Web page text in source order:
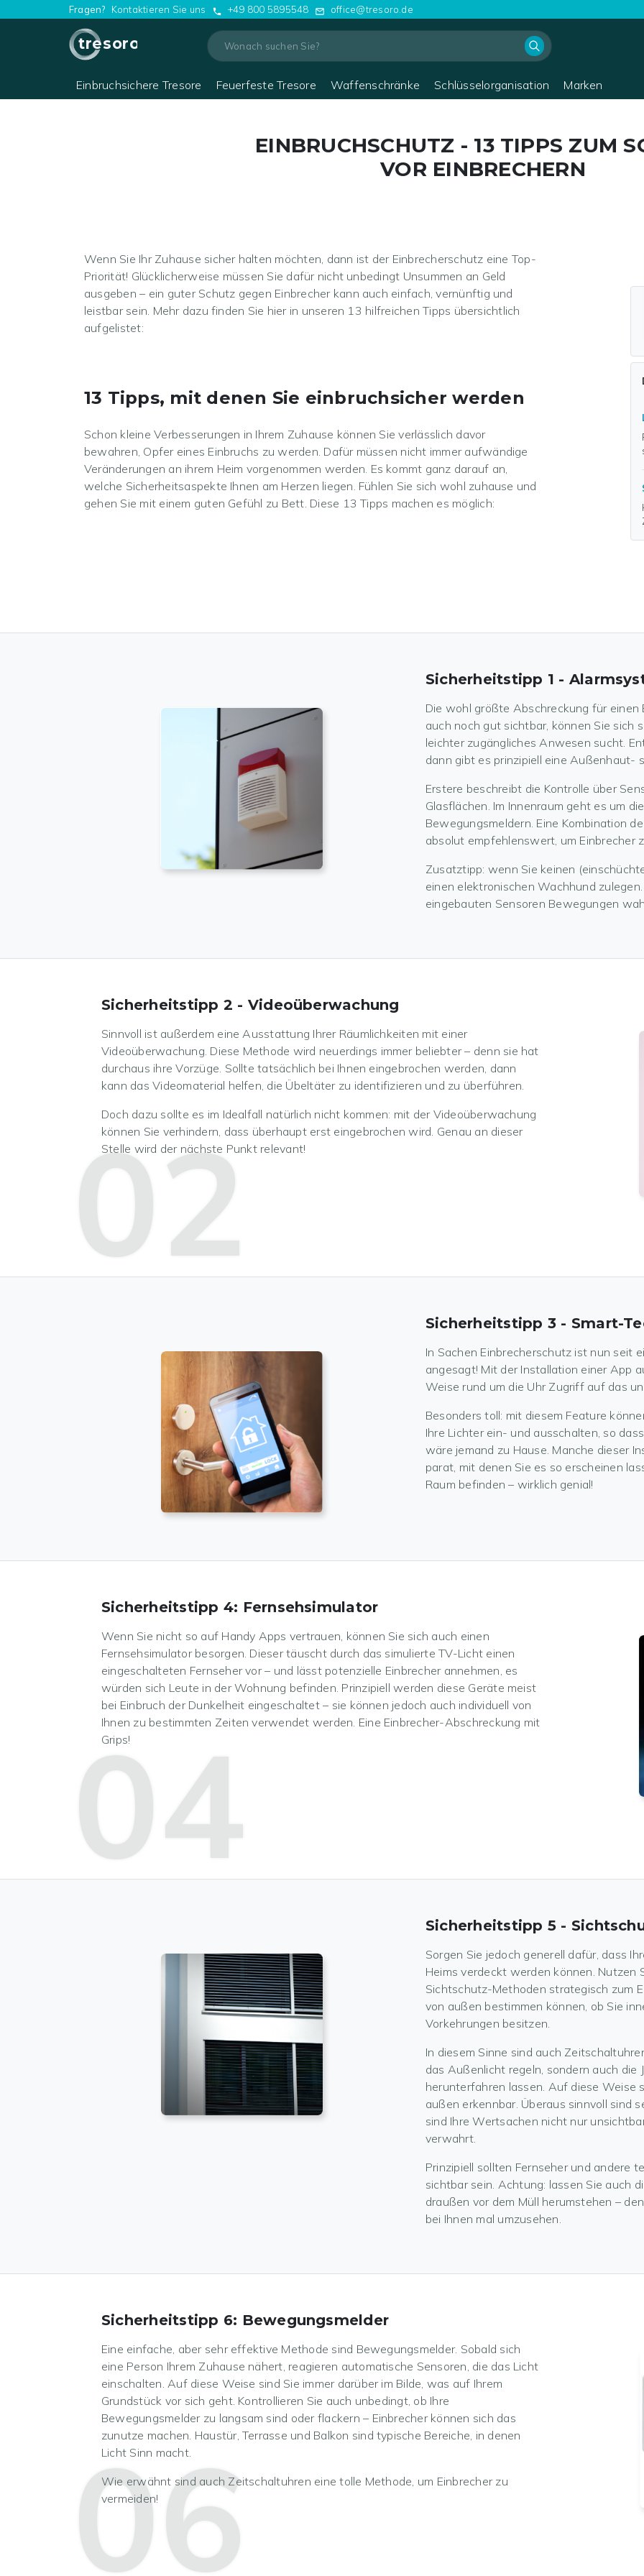
Fragen? Kontaktieren Sie uns +49 800 5895548 office@tresoro.de
tresoro
Einbruchsichere Tresore Feuerfeste Tresore Waffenschränke Schlüsselorganisation Marken
EINBRUCHSCHUTZ - 13 TIPPS ZUM
VOR EINBRECHERN
Wenn Sie Ihr Zuhause sicher halten möchten, dann ist der Einbrecherschutz eine Top-
Priorität! Glücklicherweise müssen Sie dafür nicht unbedingt Unsummen an Geld
ausgeben – ein guter Schutz gegen Einbrecher kann auch einfach, vernünftig und
leistbar sein. Mehr dazu finden Sie hier in unseren 13 hilfreichen Tipps übersichtlich
aufgelistet:
13 Tipps, mit denen Sie einbruchsicher werden
Schon kleine Verbesserungen in Ihrem Zuhause können Sie verlässlich davor
bewahren, Opfer eines Einbruchs zu werden. Dafür müssen nicht immer aufwändige
Veränderungen an ihrem Heim vorgenommen werden. Es kommt ganz darauf an,
welche Sicherheitsaspekte Ihnen am Herzen liegen. Fühlen Sie sich wohl zuhause und
gehen Sie mit einem guten Gefühl zu Bett. Diese 13 Tipps machen es möglich:
Sicherheitstipp 1 -
Die wohl größte Abschreckung für einen
auch noch gut sichtbar, können Sie sich
leichter zugängliches Anwesen sucht.
dann gibt es prinzipiell eine Außenhaut-
Erstere beschreibt die Kontrolle über
Glasflächen. Im Innenraum geht es um
Bewegungsmeldern. Eine Kombination
absolut empfehlenswert, um Einbrecher
Zusatztipp: wenn Sie keinen
einen elektronischen Wachhund
eingebauten Sensoren Bewegungen
Sicherheitstipp 2 - Videoüberwachung
Sinnvoll ist außerdem eine Ausstattung Ihrer Räumlichkeiten mit einer
Videoüberwachung. Diese Methode wird neuerdings immer beliebter – denn sie hat
durchaus ihre Vorzüge. Sollte tatsächlich bei Ihnen eingebrochen werden, dann
kann das Videomaterial helfen, die Übeltäter zu identifizieren und zu überführen.
Doch dazu sollte es im Idealfall natürlich nicht kommen: mit der Videoüberwachung
können Sie verhindern, dass überhaupt erst eingebrochen wird. Genau an dieser
Stelle wird der nächste Punkt relevant!
02
Sicherheitstipp 3 - Smart-
In Sachen Einbrecherschutz ist nun seit
angesagt! Mit der Installation einer App
Weise rund um die Uhr Zugriff auf das
Besonders toll: mit diesem Feature
Ihre Lichter ein- und ausschalten, so
wäre jemand zu Hause. Manche dieser
parat, mit denen Sie es so erscheinen
Raum befinden – wirklich genial!
Sicherheitstipp 4: Fernsehsimulator
Wenn Sie nicht so auf Handy Apps vertrauen, können Sie sich auch einen
Fernsehsimulator besorgen. Dieser täuscht durch das simulierte TV-Licht einen
eingeschalteten Fernseher vor – und lässt potenzielle Einbrecher annehmen, es
würden sich Leute in der Wohnung befinden. Prinzipiell werden diese Geräte meist
bei Einbruch der Dunkelheit eingeschaltet – sie können jedoch auch individuell von
Ihnen zu bestimmten Zeiten verwendet werden. Eine Einbrecher-Abschreckung mit
Grips!
04
Sicherheitstipp 5 -
Sorgen Sie jedoch generell dafür, dass
Heims verdeckt werden können. Nutzen
Sichtschutz-Methoden strategisch zum
von außen bestimmen können, ob Sie
Vorkehrungen besitzen.
In diesem Sinne sind auch
das Außenlicht regeln, sondern auch
herunterfahren lassen. Auf diese Weise
außen erkennbar. Überaus sinnvoll sind
sind Ihre Wertsachen nicht nur
verwahrt.
Prinzipiell sollten Fernseher und andere
sichtbar sein. Achtung: lassen Sie auch
draußen vor dem Müll herumstehen –
bei Ihnen mal umzusehen.
Sicherheitstipp 6: Bewegungsmelder
Eine einfache, aber sehr effektive Methode sind Bewegungsmelder. Sobald sich
eine Person Ihrem Zuhause nähert, reagieren automatische Sensoren, die das Licht
einschalten. Auf diese Weise sind Sie immer darüber im Bilde, was auf Ihrem
Grundstück vor sich geht. Kontrollieren Sie auch unbedingt, ob Ihre
Bewegungsmelder zu langsam sind oder flackern – Einbrecher können sich das
zunutze machen. Haustür, Terrasse und Balkon sind typische Bereiche, in denen
Licht Sinn macht.
Wie erwähnt sind auch Zeitschaltuhren eine tolle Methode, um Einbrecher zu
vermeiden!
06